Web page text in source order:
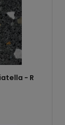
- R